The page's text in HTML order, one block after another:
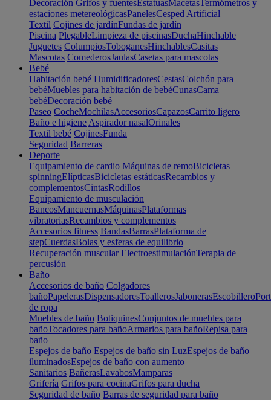
Decoración Grifos y fuentesEstatuasMacetasTermómetros y
estaciones metereológicasPanelesCesped Artificial
Textil Cojines de jardínFundas de jardín
Piscina PlegableLimpieza de piscinasDuchaHinchable
Juguetes ColumpiosToboganesHinchablesCasitas
Mascotas ComederosJaulasCasetas para mascotas
Bebé
Habitación bebé HumidificadoresCestasColchón para
bebéMuebles para habitación de bebéCunasCama
bebéDecoración bebé
Paseo CocheMochilasAccesoriosCapazosCarrito ligero
Baño e higiene Aspirador nasalOrinales
Textil bebé CojinesFunda
Seguridad Barreras
Deporte
Equipamiento de cardio Máquinas de remoBicicletas
spinningElípticasBicicletas estáticasRecambios y
complementosCintasRodillos
Equipamiento de musculación
BancosMancuernasMáquinasPlataformas
vibratoriasRecambios y complementos
Accesorios fitness BandasBarrasPlataforma de
stepCuerdasBolas y esferas de equilibrio
Recuperación muscular ElectroestimulaciónTerapia de
percusión
Baño
Accesorios de baño Colgadores
bañoPapelerasDispensadoresToallerosJabonerasEscobillero
de ropa
Muebles de baño BotiquinesConjuntos de muebles para
bañoTocadores para bañoArmarios para bañoRepisa para
baño
Espejos de baño Espejos de baño sin LuzEspejos de baño
iluminadosEspejos de baño con aumento
Sanitarios BañerasLavabosMamparas
Grifería Grifos para cocinaGrifos para ducha
Seguridad de baño Barras de seguridad para baño